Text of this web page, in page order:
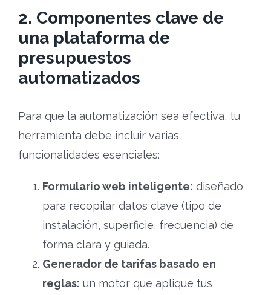
2. Componentes clave de
una plataforma de
presupuestos
automatizados
Para que la automatización sea efectiva, tu
herramienta debe incluir varias
funcionalidades esenciales:
Formulario web inteligente: diseñado
para recopilar datos clave (tipo de
instalación, superficie, frecuencia) de
forma clara y guiada.
Generador de tarifas basado en
reglas: un motor que aplique tus